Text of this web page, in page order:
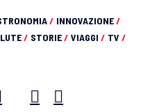
/ INNOVAZIONE/
/ STORIE/ VIAGGI / TV /